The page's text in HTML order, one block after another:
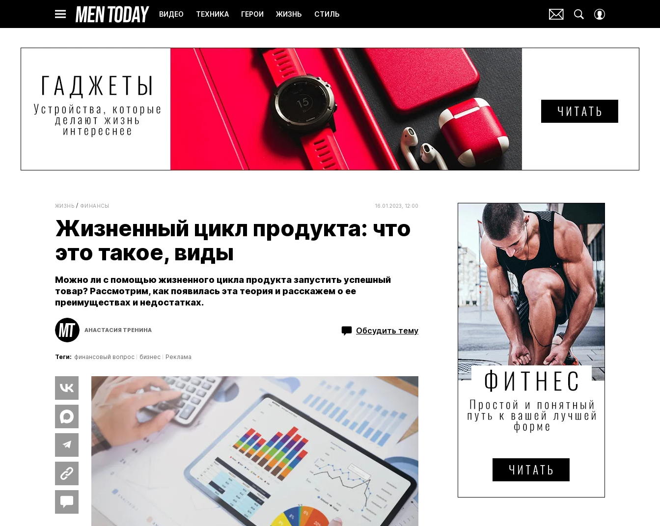
ВИДЕО ТЕХНИКА ГЕРОИ ЖИЗНЬ СТИЛЬ
ЖИЗНЬ ФИНАНСЫ 16.01.2023, 12:00
Жизненный цикл продукта: что
это такое, виды
Можно ли с помощью жизненного цикла продукта запустить успешный
товар? Рассмотрим, как появилась эта теория и расскажем о ее
преимуществах и недостатках.
АНАСТАСИЯ ТРЕНИНА Обсудить тему
Теги: финансовый вопрос бизнес Реклама